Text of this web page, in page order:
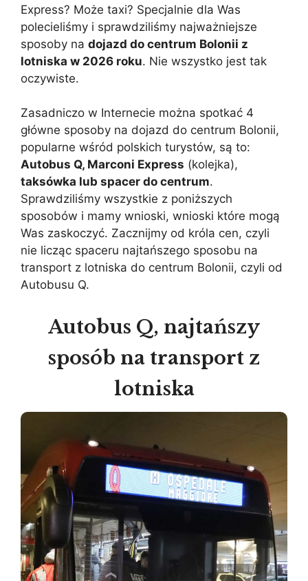
Express? Może taxi? Specjalnie dla Was
polecieliśmy i sprawdziliśmy najważniejsze
sposoby na dojazd do centrum Bolonii z
lotniska w 2026 roku. Nie wszystko jest tak
oczywiste.
Zasadniczo w Internecie można spotkać 4
główne sposoby na dojazd do centrum Bolonii,
popularne wśród polskich turystów, są to:
Autobus Q, Marconi Express (kolejka),
taksówka lub spacer do centrum.
Sprawdziliśmy wszystkie z poniższych
sposobów i mamy wnioski, wnioski które mogą
Was zaskoczyć. Zacznijmy od króla cen, czyli
nie licząc spaceru najtańszego sposobu na
transport z lotniska do centrum Bolonii, czyli od
Autobusu Q.
Autobus Q, najtańszy
sposób na transport z
lotniska